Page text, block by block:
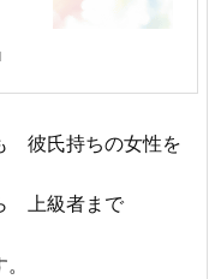
氏持ちの女性を
上級者まで